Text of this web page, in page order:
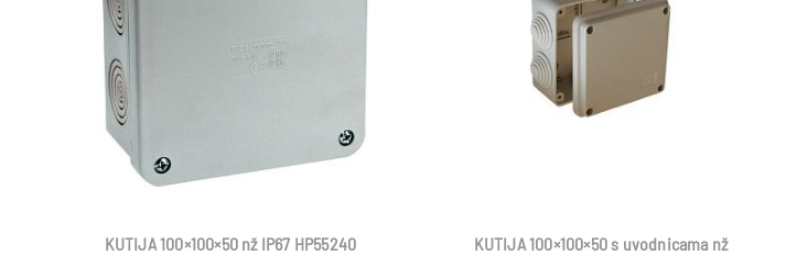
KUTIJA 100×100×50 nž IP67 HP55240
KUTIJA 100×100×50 s uvodnicama nž